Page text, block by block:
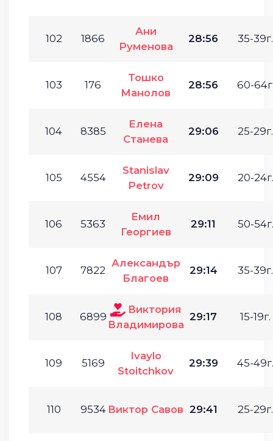
102 1866
Ани
Руменова
28:56 35-39г.
103 176
Тошко
Манолов
28:56 60-
104 8385
Елена
Станева
29:06 25-29г.
105 4554
Stanislav
Petrov
29:09 20-24г.
106 5363
Емил
Георгиев
29:11 50-54г.
107 7822
Александър
Благоев
29:14 35-39г.
108 6899
Виктория
Владимирова
29:17 15-19г.
109 5169
Ivaylo
Stoitchkov
29:39 45-49г.
110 9534 Виктор Савов 29:41 25-29г.